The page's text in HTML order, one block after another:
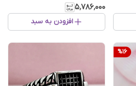
۵٬۷۸۶٬۰۰۰
افزودن به سبد
%16